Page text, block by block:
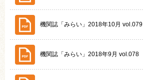
機関誌「みらい」2018年10月 vol.079
機関誌「みらい」2018年9月 vol.078